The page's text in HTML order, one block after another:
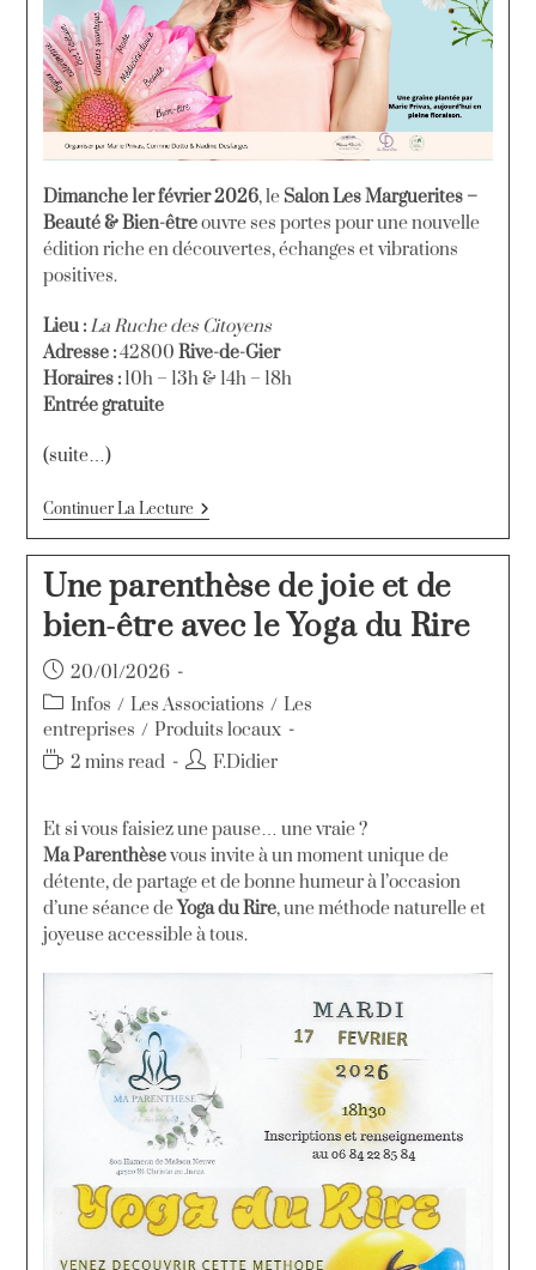
Dimanche 1er février 2026, le Salon Les Marguerites –
Beauté & Bien-êtreouvre ses portes pour une nouvelle
édition riche en découvertes, échanges et vibrations
positives.
Lieu : La Ruche des Citoyens
Adresse :42800 Rive-de-Gier
Horaires :10h – 13h & 14h – 18h
Entrée gratuite
(suite…)
Continuer La Lecture
Une parenthèse de joie et de
bien-être avec le Yoga du Rire
20/01/2026
Infos / Les Associations / Les
entreprises / Produits locaux
2 mins read
F.Didier
Et si vous faisiez une pause… une vraie ?
Ma Parenthèsevous invite à un moment unique de
détente, de partage et de bonne humeur à l’occasion
d’une séance deYoga du Rire, une méthode naturelle et
joyeuse accessible à tous.